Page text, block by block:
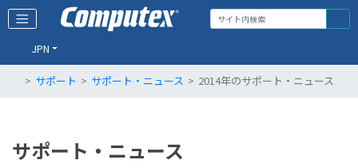
JPN
サポート サポート・ニュース 2014年のサポート・ニュース
サポート・ニュース